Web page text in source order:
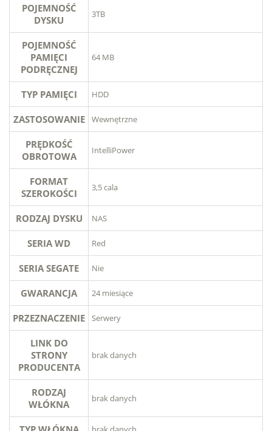
POJEMNOŚĆ
DYSKU
3TB
POJEMNOŚĆ
PAMIĘCI
PODRĘCZNEJ
64 MB
TYP PAMIĘCI HDD
ZASTOSOWANIE Wewnętrzne
PRĘDKOŚĆ
OBROTOWA
IntelliPower
FORMAT
SZEROKOŚCI
3,5 cala
RODZAJ DYSKU NAS
SERIA WD Red
SERIA SEGATE Nie
GWARANCJA 24 miesiące
PRZEZNACZENIE Serwery
LINK DO
STRONY
PRODUCENTA
brak danych
RODZAJ
WŁÓKNA
brak danych